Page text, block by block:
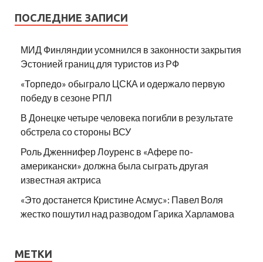
ПОСЛЕДНИЕ ЗАПИСИ
МИД Финляндии усомнился в законности закрытия
Эстонией границ для туристов из РФ
«Торпедо» обыграло ЦСКА и одержало первую
победу в сезоне РПЛ
В Донецке четыре человека погибли в результате
обстрела со стороны ВСУ
Роль Дженнифер Лоуренс в «Афере по-
американски» должна была сыграть другая
известная актриса
«Это достанется Кристине Асмус»: Павел Воля
жестко пошутил над разводом Гарика Харламова
МЕТКИ